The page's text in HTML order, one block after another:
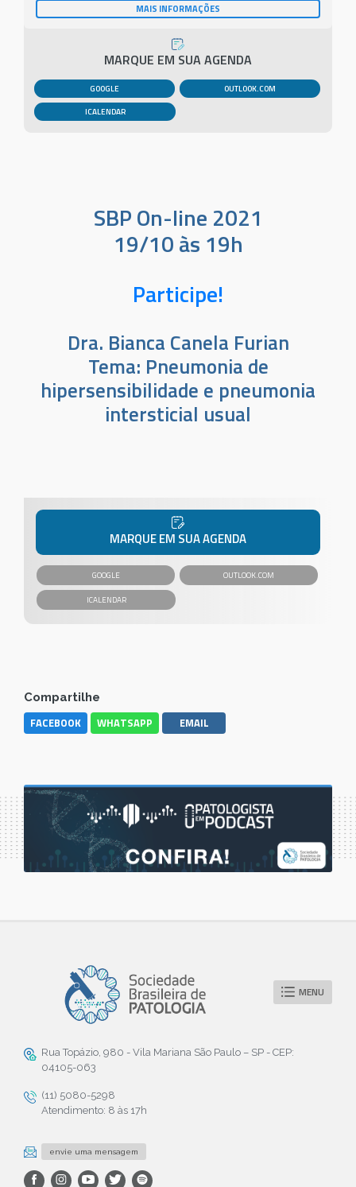
MAIS INFORMAÇÕES
MARQUE EM SUA AGENDA
GOOGLE OUTLOOK.COM
SBP On-line 2021
19/10 às 19h
Participe!
Dra. Bianca Canela Furian
Tema: Pneumonia de
hipersensibilidade e pneumonia
intersticial usual
MARQUE EM SUA AGENDA
GOOGLE OUTLOOK.COM
Compartilhe
FACEBOOK WHATSAPP EMAIL
MENU
Rua Topázio, 980 - Vila Mariana São Paulo – SP - CEP:
04105-063
(11) 5080-5298
Atendimento: 8 às 17h
envie uma mensagem